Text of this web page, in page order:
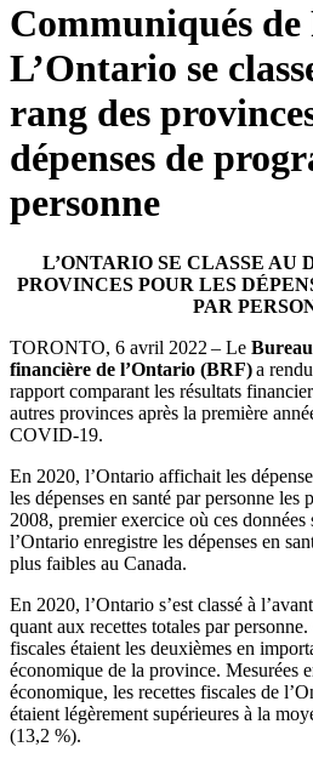
Communiqués de
L’Ontario se
rang des
dépenses de
personne
L’ONTARIO SE CLASSE AU
PROVINCES POUR LES
PAR
TORONTO, 6 avril 2022 – Le
financière de l’Ontario (BRF)a
rapport comparant les résultats
autres provinces après la première
COVID-19.
En 2020, l’Ontario affichait les
les dépenses en santé par personne les
2008, premier exercice où ces
l’Ontario enregistre les dépenses en
plus faibles au Canada.
En 2020, l’Ontario s’est classé à
quant aux recettes totales par
fiscales étaient les deuxièmes en
économique de la province. Mesurées
économique, les recettes fiscales de
étaient légèrement supérieures à la
(13,2 %).